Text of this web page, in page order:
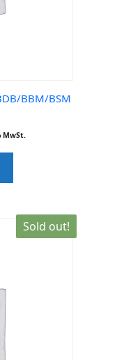
BBM/BSM
MwSt.
Sold out!